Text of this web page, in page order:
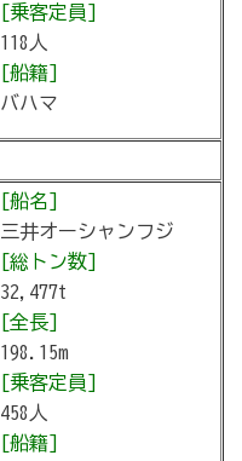
[乗客定員]
118人
[船籍]
バハマ
[船名]
三井オーシャンフジ
[総トン数]
32,477t
[全長]
198.15m
[乗客定員]
458人
[船籍]